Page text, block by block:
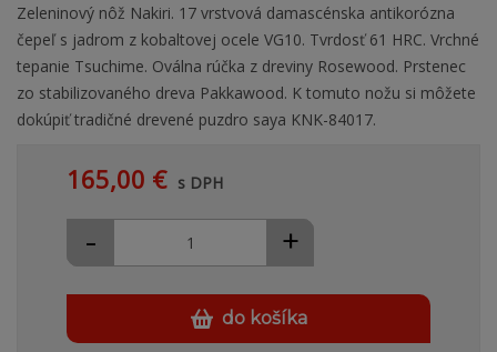
Zeleninový nôž Nakiri. 17 vrstvová damascénska antikorózna
čepeľ s jadrom z kobaltovej ocele VG10. Tvrdosť 61 HRC. Vrchné
tepanie Tsuchime. Oválna rúčka z dreviny Rosewood. Prstenec
zo stabilizovaného dreva Pakkawood. K tomuto nožu si môžete
dokúpiť tradičné drevené puzdro saya KNK-84017.
165,00 € s DPH
+
-
do košíka